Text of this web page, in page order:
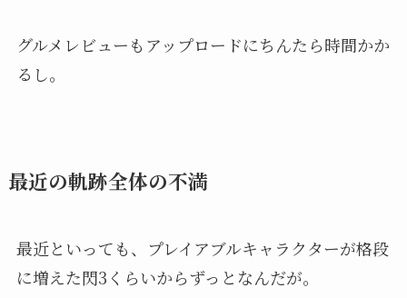
グルメレビューもアップロードにちんたら時間かか
るし。
最近の軌跡全体の不満
最近といっても、プレイアブルキャラクターが格段
に増えた閃3くらいからずっとなんだが。